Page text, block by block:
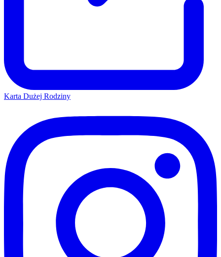
Karta Dużej Rodziny